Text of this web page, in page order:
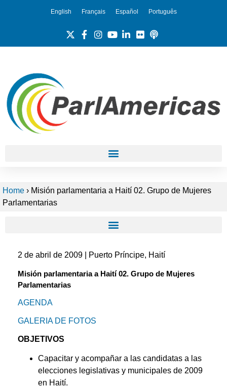
English Français Español Português
Home › Misión parlamentaria a Haití 02. Grupo de Mujeres
Parlamentarias
2 de abril de 2009 | Puerto Príncipe, Haití
Misión parlamentaria a Haití 02. Grupo de Mujeres
Parlamentarias
AGENDA
GALERIA DE FOTOS
OBJETIVOS
Capacitar y acompañar a las candidatas a las
elecciones legislativas y municipales de 2009
en Haití.